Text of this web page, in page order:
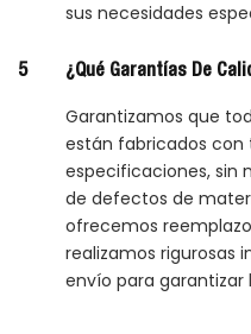
sus necesidades
5 ¿Qué Garantías De
Garantizamos que
están fabricados con
especificaciones, sin
de defectos de
ofrecemos
realizamos rigurosas
envío para garantizar